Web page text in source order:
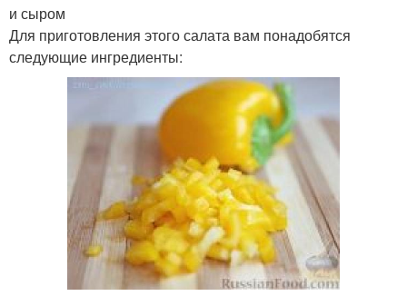
и сыром
Для приготовления этого салата вам понадобятся
следующие ингредиенты: